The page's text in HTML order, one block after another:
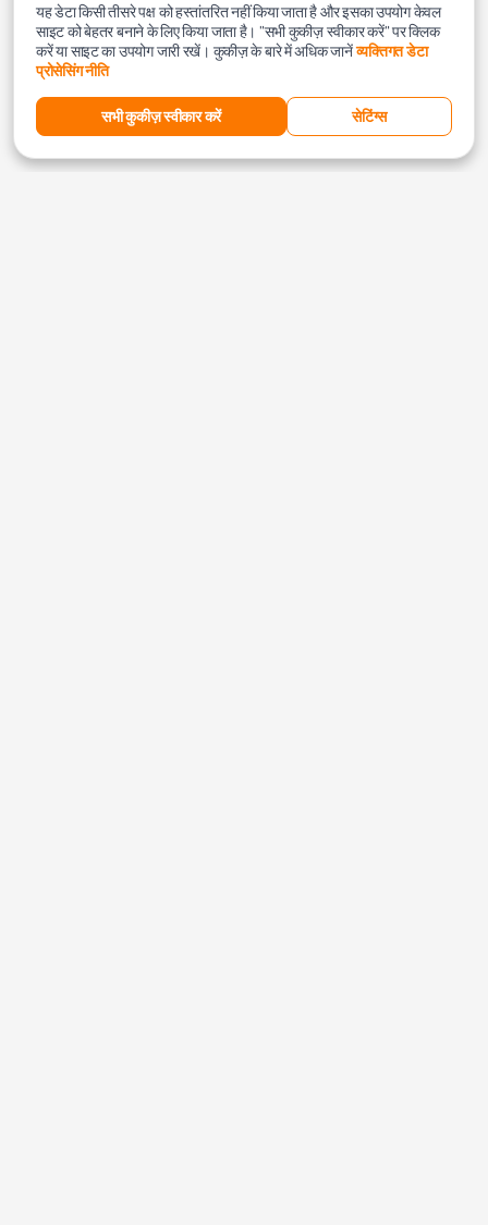
यह डेटा किसी तीसरे पक्ष को हस्तांतरित नहीं किया जाता है और इसका उपयोग केवल
साइट को बेहतर बनाने के लिए किया जाता है। "सभी कुकीज़ स्वीकार करें" पर क्लिक
करें या साइट का उपयोग जारी रखें। कुकीज़ के बारे में अधिक जानेंव्यक्तिगत डेटा
प्रोसेसिंग नीति
सभी कुकीज़ स्वीकार करें सेटिंग्स